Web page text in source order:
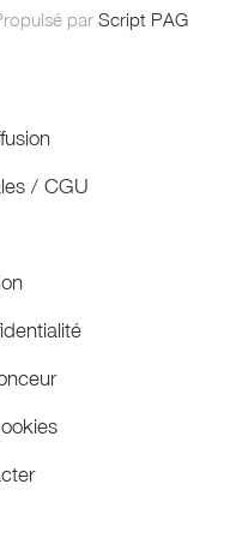
par Script PAG
/ CGU